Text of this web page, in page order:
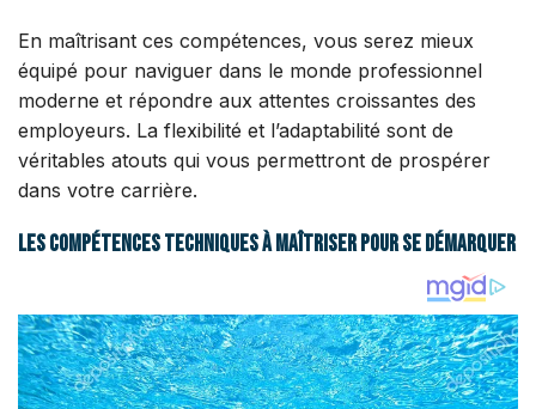
En maîtrisant ces compétences, vous serez mieux
équipé pour naviguer dans le monde professionnel
moderne et répondre aux attentes croissantes des
employeurs. La flexibilité et l’adaptabilité sont de
véritables atouts qui vous permettront de prospérer
dans votre carrière.
Les compétences techniques à maîtriser pour se démarquer